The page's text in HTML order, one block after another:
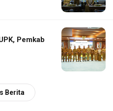
Pemkab
Berita